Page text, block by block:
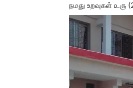
நமது உறவுகள் ௨௫